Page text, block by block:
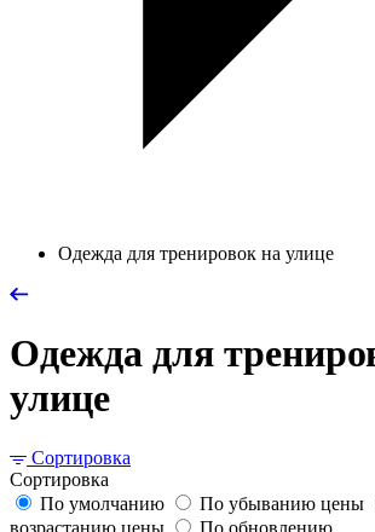
Одежда для тренировок на улице
Одежда для
улице
Сортировка
Сортировка
По умолчанию
По убыванию цены
возрастанию цены
По обновлению